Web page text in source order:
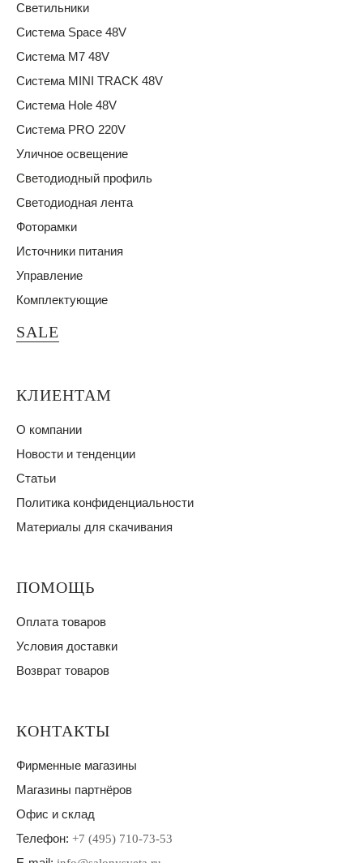
Светильники
Система Space 48V
Система M7 48V
Система MINI TRACK 48V
Система Hole 48V
Система PRO 220V
Уличное освещение
Светодиодный профиль
Светодиодная лента
Фоторамки
Источники питания
Управление
Комплектующие
SALE
КЛИЕНТАМ
О компании
Новости и тенденции
Статьи
Политика конфиденциальности
Материалы для скачивания
ПОМОЩЬ
Оплата товаров
Условия доставки
Возврат товаров
КОНТАКТЫ
Фирменные магазины
Магазины партнёров
Офис и склад
Телефон: +7 (495) 710-73-53